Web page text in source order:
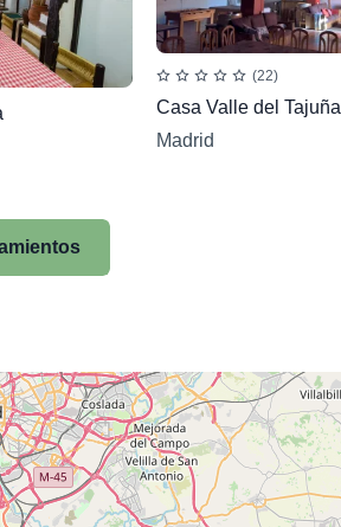
(22)
Casa Valle del Tajuña
Madrid